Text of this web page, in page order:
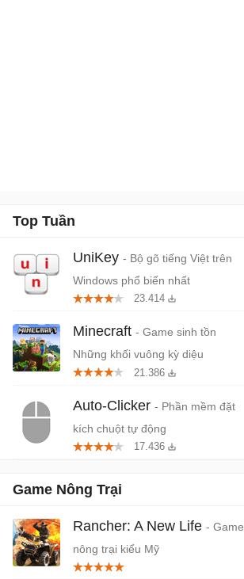
Top Tuần
UniKey - Bộ gõ tiếng Việt trên
Windows phổ biến nhất
23.414
Minecraft - Game sinh tồn
Những khối vuông kỳ diệu
21.386
Auto-Clicker - Phần mềm đặt
kích chuột tự động
17.436
Game Nông Trại
Rancher: A New Life - Game
nông trại kiểu Mỹ